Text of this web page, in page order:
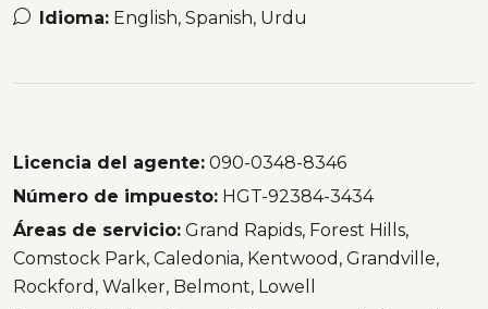
Idioma: English, Spanish, Urdu
Licencia del agente: 090-0348-8346
Número de impuesto: HGT-92384-3434
Áreas de servicio: Grand Rapids, Forest Hills,
Comstock Park, Caledonia, Kentwood, Grandville,
Rockford, Walker, Belmont, Lowell